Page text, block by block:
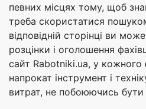
певних місцях тому, щоб
треба скористатися
відповідній сторінці ви
розцінки і оголошення
сайт Rabotniki.ua, у кожного
напрокат інструмент і
витрат, не побоюючись